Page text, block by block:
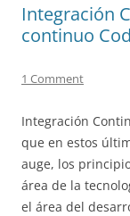
Integración
continuo
1 Comment
Integración
que en estos
auge, los
área de la
el área del